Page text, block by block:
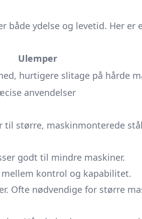
ydelse og levetid. Her
Ulemper
hurtigere slitage på hårde
anvendelser
større, maskinmonterede
godt til mindre maskiner.
kontrol og kapabilitet.
Ofte nødvendige for større